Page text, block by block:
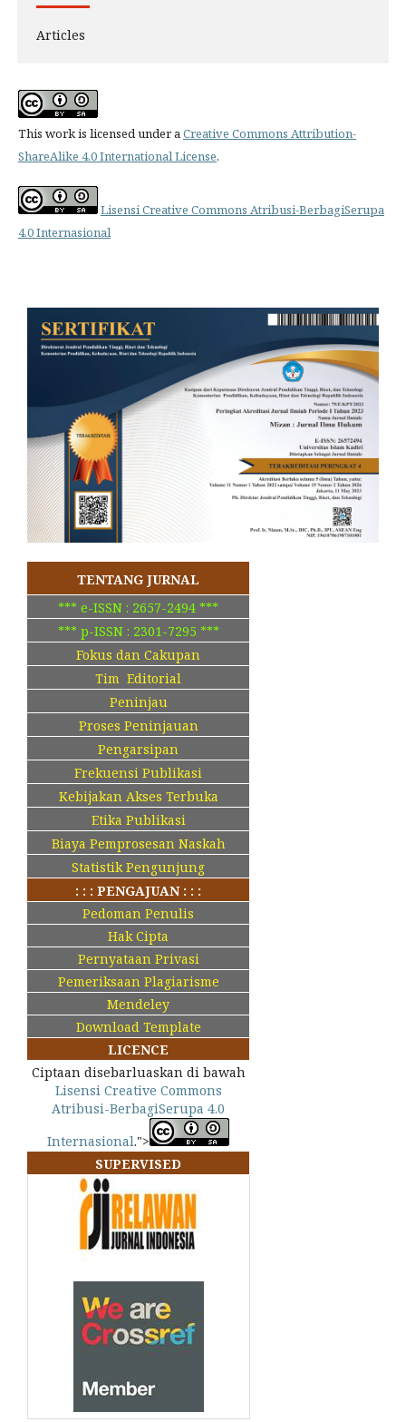
Articles
This work is licensed under aCreative Commons Attribution-
ShareAlike 4.0 International License.
Lisensi Creative Commons Atribusi-BerbagiSerupa
4.0 Internasional
TENTANG JURNAL
*** e-ISSN : 2657-2494 ***
*** p-ISSN : 2301-7295 ***
Fokus dan Cakupan
Tim Editorial
Peninjau
Proses Peninjauan
Pengarsipan
Frekuensi Publikasi
Kebijakan Akses Terbuka
Etika Publikasi
Biaya Pemprosesan Naskah
Statistik Pengunjung
: : : PENGAJUAN : : :
Pedoman Penulis
Hak Cipta
Pernyataan Privasi
Pemeriksaan Plagiarisme
Mendeley
Download Template
LICENCE
Ciptaan disebarluaskan di bawah
Lisensi Creative Commons
Atribusi-BerbagiSerupa 4.0
Internasional.">
SUPERVISED